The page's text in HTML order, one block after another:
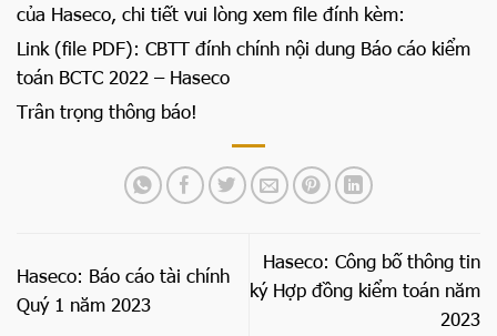
của Haseco, chi tiết vui lòng xem file đính kèm:
Link (file PDF): CBTT đính chính nội dung Báo cáo kiểm
toán BCTC 2022 – Haseco
Trân trọng thông báo!
Haseco: Báo cáo tài chính
Quý 1 năm 2023
Haseco: Công bố thông tin
ký Hợp đồng kiểm toán năm
2023